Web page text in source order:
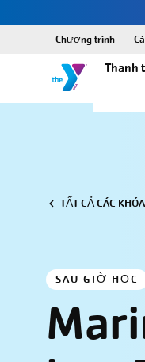
Thanh
Chương trình
TẤT CẢ CÁC
SAU GIỜ HỌC